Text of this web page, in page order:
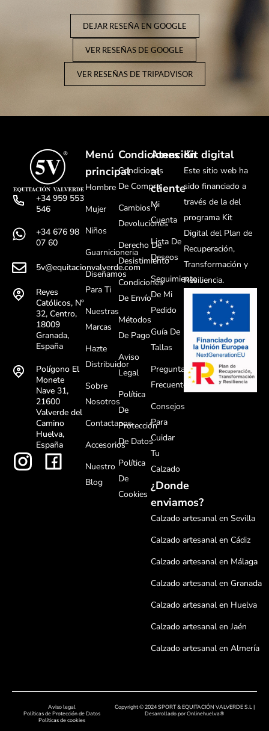
DEJAR RESEÑA EN GOOGLE
VER RESEÑAS DE GOOGLE
VER RESEÑAS DE TRIPADVISOR
+34 959 553
546
+34 676 98
07 60
5v@equitacionvalverde.com
Reyes
Católicos, Nº
32, Centro,
18009
Granada,
España
Polígono El
Monete
Nave 31,
21600
Valverde del
Camino
Huelva,
España
Menú
principal
Hombre
Mujer
Niños
Guarnicioneria
Diseñamos
Para Ti
Nuestras
Marcas
Hazte
Distribuidor
Sobre
Nosotros
Contactanos
Accesorios
Nuestro
Blog
Condiciones
Condiciones
De Compra
Cambios Y
Devoluciones
Derecho De
Desistimiento
Condiciones
De Envío
Métodos
De Pago
Aviso
Legal
Política
De
Protección
De Datos
Política
De
Cookies
Atención
al
cliente
Mi
Cuenta
Lista De
Deseos
Seguimiento
De Mi
Pedido
Guía De
Tallas
Preguntas
Frecuentes
Consejos
Para
Cuidar
Tu
Calzado
¿Donde
enviamos?
Calzado artesanal en Sevilla
Calzado artesanal en Cádiz
Calzado artesanal en Málaga
Calzado artesanal en Granada
Calzado artesanal en Huelva
Calzado artesanal en Jaén
Calzado artesanal en Almería
Calzado artesanal en Badajoz
Calzado artesanal en Cáceres
Kit digital
Este sitio web ha
sido financiado a
través de la del
programa Kit
Digital del Plan de
Recuperación,
Transformación y
Resiliencia.
Aviso legal
Políticas de Protección de Datos
Políticas de cookies
Copyright © 2024 SPORT & EQUITACIÓN VALVERDE S.L |
Desarrollado porOnlinehuelva®